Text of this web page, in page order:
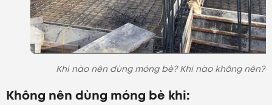
Khi nào nên dùng móng bè? Khi nào không nên?
Không nên dùng móng bè khi: